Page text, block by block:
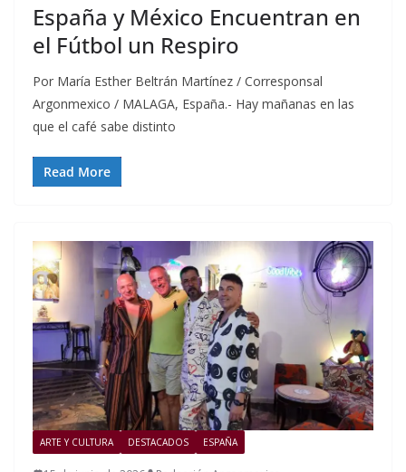
España y México Encuentran en
el Fútbol un Respiro
Por María Esther Beltrán Martínez / Corresponsal
Argonmexico / MALAGA, España.- Hay mañanas en las
que el café sabe distinto
Read More
ARTE Y CULTURA DESTACADOS ESPAÑA